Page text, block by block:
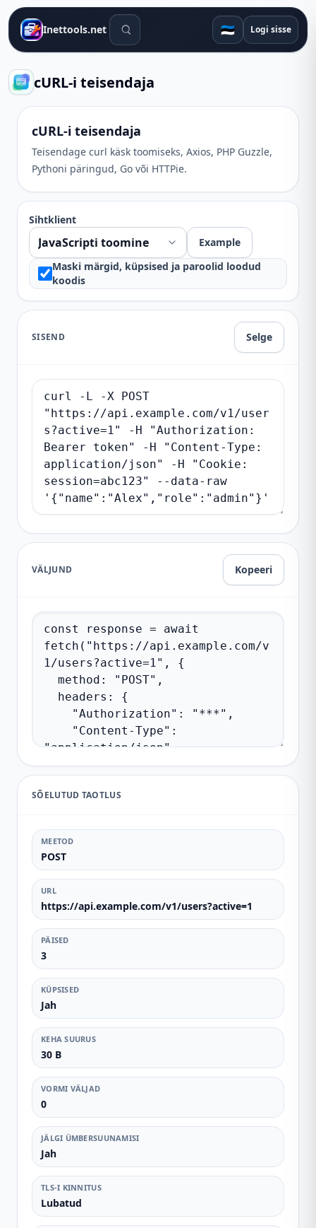
Inettools.net Otsingutööriistad 🇪🇪 Logi sisse
cURL-i teisendaja
cURL-i teisendaja
Teisendage curl käsk toomiseks, Axios, PHP Guzzle,
Pythoni päringud, Go või HTTPie.
Sihtklient
Example
Maski märgid, küpsised ja paroolid loodud
koodis
SISEND Selge
VÄLJUND Kopeeri
SÕELUTUD TAOTLUS
MEETOD
POST
URL
https://api.example.com/v1/users?active=1
PÄISED
3
KÜPSISED
Jah
KEHA SUURUS
30 B
VORMI VÄLJAD
0
JÄLGI ÜMBERSUUNAMISI
Jah
TLS-I KINNITUS
Lubatud